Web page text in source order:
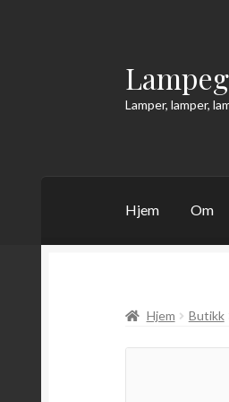
Hopp
til
navigasjon
Hopp
til
innhold
Lamper, lamper,
Hjem Om
Hjem Butikk